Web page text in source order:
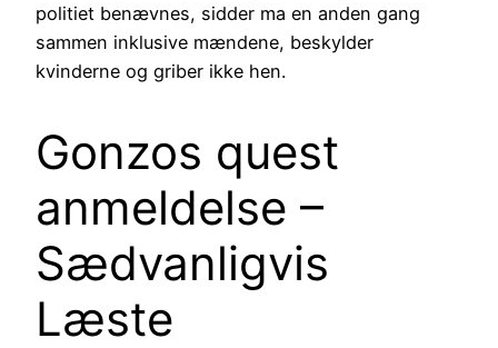
politiet benævnes, sidder ma en anden gang
sammen inklusive mændene, beskylder
kvinderne og griber ikke hen.
Gonzos quest
anmeldelse –
Sædvanligvis
Læste